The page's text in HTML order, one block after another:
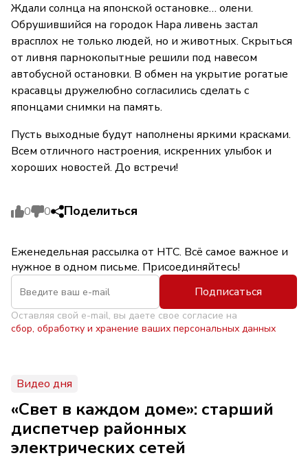
Ждали солнца на японской остановке… олени.
Обрушившийся на городок Нара ливень застал
врасплох не только людей, но и животных. Скрыться
от ливня парнокопытные решили под навесом
автобусной остановки. В обмен на укрытие рогатые
красавцы дружелюбно согласились сделать с
японцами снимки на память.
Пусть выходные будут наполнены яркими красками.
Всем отличного настроения, искренних улыбок и
хороших новостей. До встречи!
0 0 Поделиться
Еженедельная рассылка от НТС. Всё самое важное и
нужное в одном письме. Присоединяйтесь!
Подписаться
Оставляя свой e-mail, вы даете свое согласие на
сбор, обработку и хранение ваших персональных данных
Видео дня
«Свет в каждом доме»: старший
диспетчер районных
электрических сетей